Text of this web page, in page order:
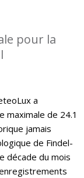
pour la
a
de 24.1
jamais
de Findel-
décade du mois